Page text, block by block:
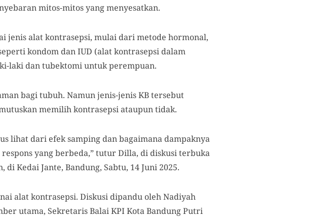
mitos-mitos yang menyesatkan.
jenis alat kontrasepsi, mulai dari metode hormonal,
kondom dan IUD (alat kontrasepsi dalam
laki dan tubektomi untuk perempuan.
bagi tubuh. Namun jenis-jenis KB tersebut
memilih kontrasepsi ataupun tidak.
lihat dari efek samping dan bagaimana dampaknya
yang berbeda,” tutur Dilla, di diskusi terbuka
Kedai Jante, Bandung, Sabtu, 14 Juni 2025.
alat kontrasepsi. Diskusi dipandu oleh Nadiyah
utama, Sekretaris Balai KPI Kota Bandung Putri